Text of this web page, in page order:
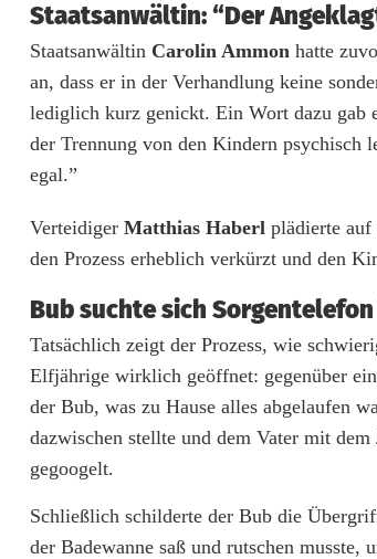
s
s
s
f
ä
n
Staatsanwältin: “Der
Staatsanwältin Carolin Ammon hatte
an, dass er in der Verhandlung keine
lediglich kurz genickt. Ein Wort dazu gab
der Trennung von den Kindern psychisch
egal.”
Verteidiger Matthias Haberl plädierte auf
den Prozess erheblich verkürzt und den
Bub suchte sich
Tatsächlich zeigt der Prozess, wie
Elfjährige wirklich geöffnet: gegenüber
der Bub, was zu Hause alles abgelaufen
dazwischen stellte und dem Vater mit
gegoogelt.
Schließlich schilderte der Bub die
der Badewanne saß und rutschen